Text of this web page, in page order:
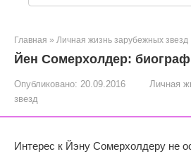
Главная » Личная жизнь зарубежных звезд
Йен Сомерхолдер:
Опубликовано: 20.09.2016
Личная
звезд
Интерес к Йэну Сомерхолдеру не